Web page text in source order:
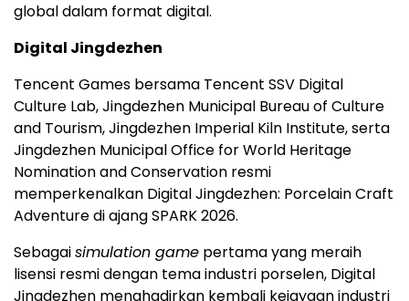
global dalam format digital.
Digital Jingdezhen
Tencent Games bersama Tencent SSV Digital
Culture Lab, Jingdezhen Municipal Bureau of Culture
and Tourism, Jingdezhen Imperial Kiln Institute, serta
Jingdezhen Municipal Office for World Heritage
Nomination and Conservation resmi
memperkenalkan Digital Jingdezhen: Porcelain Craft
Adventure di ajang SPARK 2026.
Sebagaisimulation game pertama yang meraih
lisensi resmi dengan tema industri porselen, Digital
Jingdezhen menghadirkan kembali kejayaan industri